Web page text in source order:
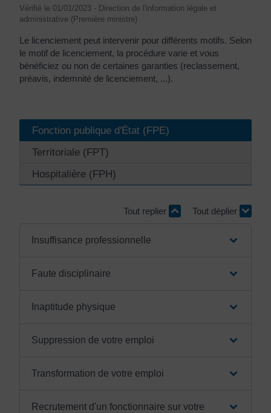
Vérifié le 01/01/2023 - Direction de l'information légale et
administrative (Première ministre)
Le licenciement peut intervenir pour différents motifs. Selon
le motif de licenciement, la procédure varie et vous
bénéficiez ou non de certaines garanties (reclassement,
préavis, indemnité de licenciement, ...).
Fonction publique d'État (FPE)
Territoriale (FPT)
Hospitalière (FPH)
Tout replier Tout déplier
Insuffisance professionnelle
Faute disciplinaire
Inaptitude physique
Suppression de votre emploi
Transformation de votre emploi
Recrutement d'un fonctionnaire sur votre